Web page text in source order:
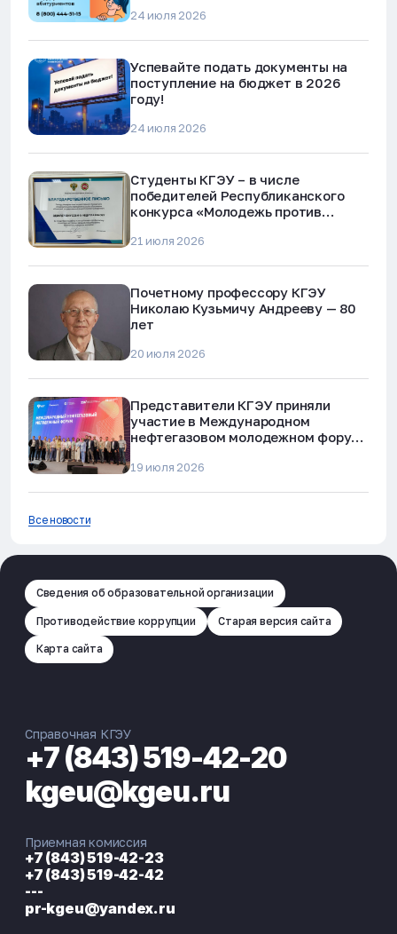
24 июля 2026
Успевайте подать документы на
поступление на бюджет в 2026
году!
24 июля 2026
Студенты КГЭУ – в числе
победителей Республиканского
конкурса «Молодежь против
мошенничества»
21 июля 2026
Почетному профессору КГЭУ
Николаю Кузьмичу Андрееву — 80
лет
20 июля 2026
Представители КГЭУ приняли
участие в Международном
нефтегазовом молодежном форуме
19 июля 2026
Все новости
Сведения об образовательной организации
Противодействие коррупции Старая версия сайта
Карта сайта
Справочная КГЭУ
+7 (843) 519-42-20
kgeu@kgeu.ru
Приемная комиссия
+7 (843) 519-42-23
+7 (843) 519-42-42
---
pr-kgeu@yandex.ru